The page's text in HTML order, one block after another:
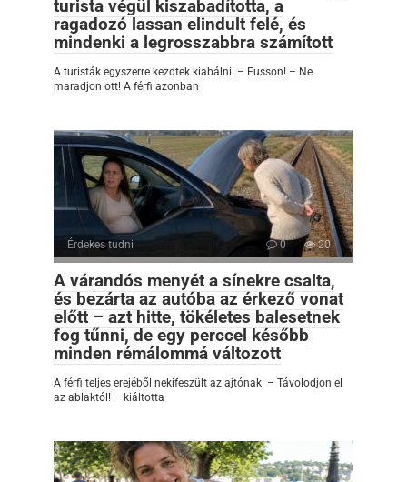
turista végül kiszabadította, a
ragadozó lassan elindult felé, és
mindenki a legrosszabbra számított
A turisták egyszerre kezdtek kiabálni. – Fusson! – Ne
maradjon ott! A férfi azonban
Érdekes tudni 0 20
A várandós menyét a sínekre csalta,
és bezárta az autóba az érkező vonat
előtt – azt hitte, tökéletes balesetnek
fog tűnni, de egy perccel később
minden rémálommá változott
A férfi teljes erejéből nekifeszült az ajtónak. – Távolodjon el
az ablaktól! – kiáltotta